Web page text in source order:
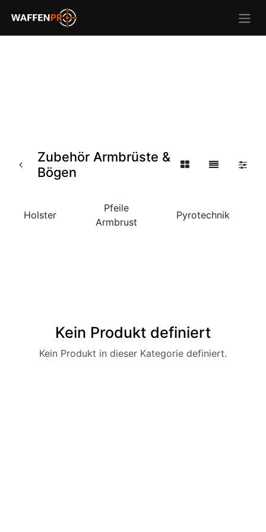
Zubehör Armbrüste &
Bögen
Holster
Pfeile
Armbrust
Pyrotechnik
Kein Produkt definiert
Kein Produkt in dieser Kategorie definiert.